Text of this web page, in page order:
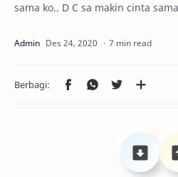
sama ko.. D C sa makin cinta
7 min read